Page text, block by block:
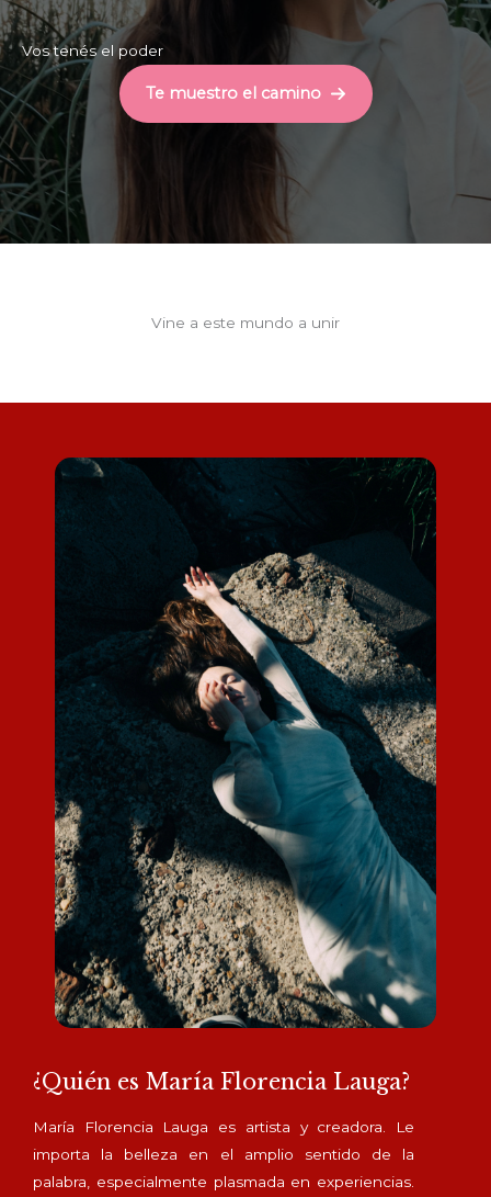
Vos tenés el poder
Te muestro el camino
Vine a este mundo a unir
¿Quién es María Florencia Lauga?
María Florencia Lauga es artista y creadora. Le
importa la belleza en el amplio sentido de la
palabra, especialmente plasmada en experiencias.